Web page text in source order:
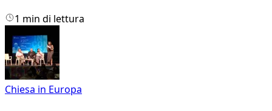
1 min di lettura
Chiesa in Europa